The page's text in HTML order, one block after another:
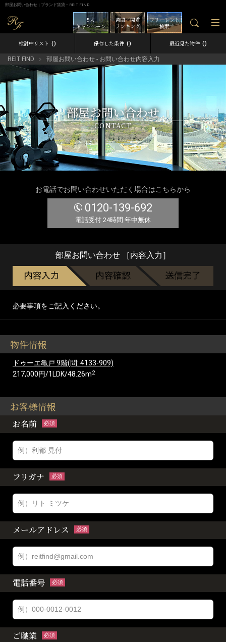
部屋お問い合わせ | ブランド賃貸－REIT FIND
フリーレント
検索
週間／閲覧
ランキング
5大
キャンペーン
検討中リスト 0 保存した条件 0 最近見た物件 0
REIT FIND 部屋お問い合わせ - お問い合わせ内容入力
部屋お問い合わせ
CONTACT
お電話でお問い合わせいただく場合はこちらから
0120-139-692
電話受付 24時間 年中無休
部屋お問い合わせ ［内容入力］
必要事項をご記入ください。
物件情報
ドゥーエ亀戸 9階(問: 4133-909)
217,000円/1LDK/48.26m2
お客様情報
お名前 必須
フリガナ 必須
メールアドレス 必須
電話番号 必須
ご職業 必須